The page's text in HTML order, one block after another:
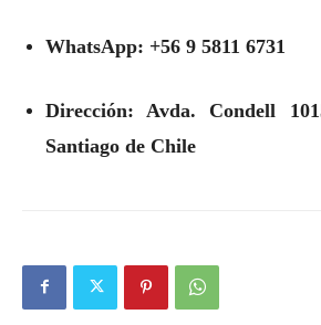
WhatsApp: +56 9 5811 6731
Dirección: Avda. Condell
Santiago de Chile